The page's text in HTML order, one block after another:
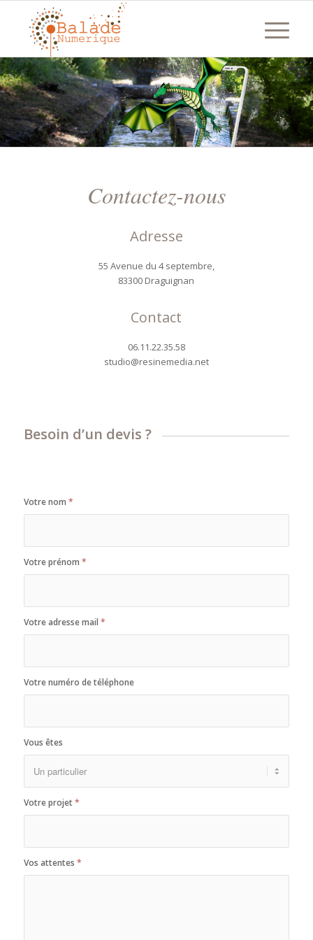
Contactez-nous
Adresse
55 Avenue du 4 septembre,
83300 Draguignan
Contact
06.11.22.35.58
studio@resinemedia.net
Besoin d’un devis ?
Votre nom *
Votre prénom *
Votre adresse mail *
Votre numéro de téléphone
Vous êtes
Votre projet*
Vos attentes *